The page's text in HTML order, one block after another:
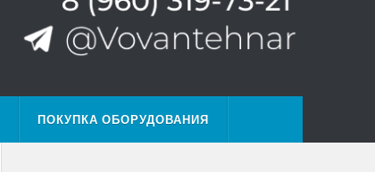
ПОКУПКА ОБОРУДОВАНИЯ